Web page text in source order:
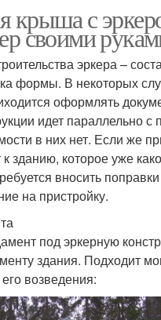
крыша с
своими
эркера –
формы. В некоторых
оформлять
идет параллельно с
в них нет. Если же
зданию, которое уже
вносить
на пристройку.
под эркерную
здания. Подходит
возведения: